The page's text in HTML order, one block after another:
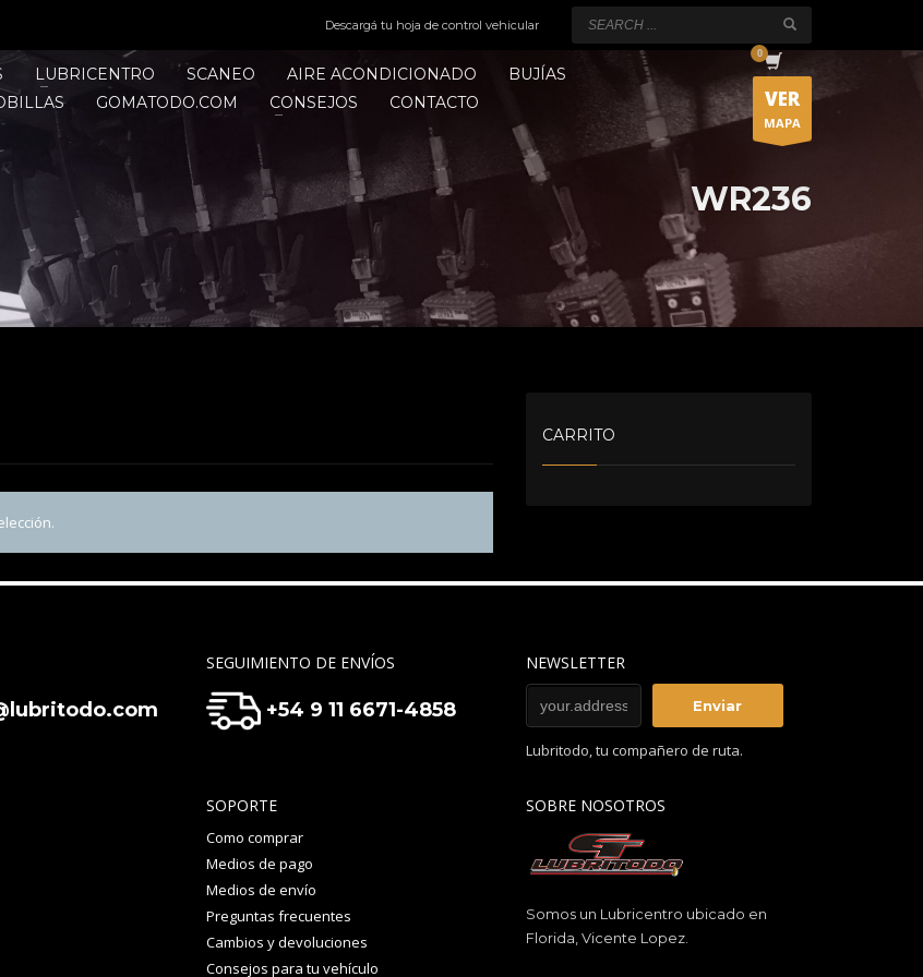
Descargá tu hoja de control vehicular
LUBRICENTRO SCANEO AIRE ACONDICIONADO
BUJÍAS
GOMATODO.COM CONSEJOS CONTACTO VER
MAPA
WR236
CARRITO
SEGUIMIENTO DE ENVÍOS
+54 9 11 6671-4858
NEWSLETTER
Lubritodo, tu compañero de ruta.
SOPORTE
Como comprar
Medios de pago
Medios de envío
Preguntas frecuentes
Cambios y devoluciones
Consejos para tu vehículo
SOBRE NOSOTROS
Somos un Lubricentro ubicado en
Florida, Vicente Lopez.